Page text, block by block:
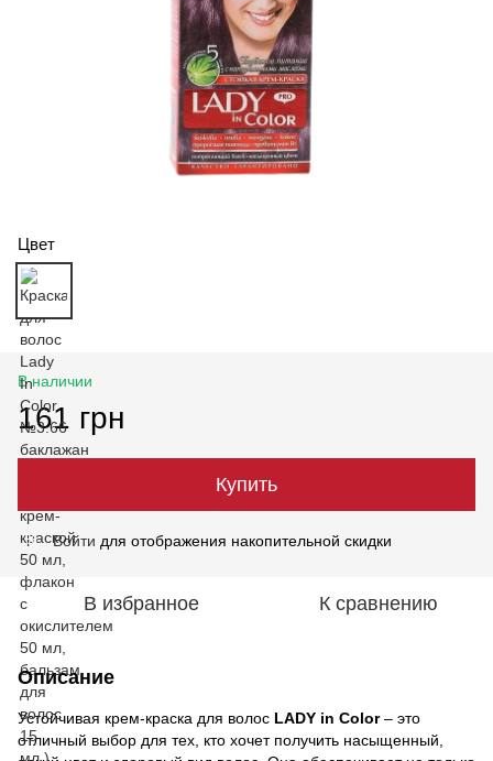
Цвет
В наличии
161 грн
Купить
% Войти для отображения накопительной скидки
В избранное К сравнению
Описание
Устойчивая крем-краска для волос LADY in Color– это
отличный выбор для тех, кто хочет получить насыщенный,